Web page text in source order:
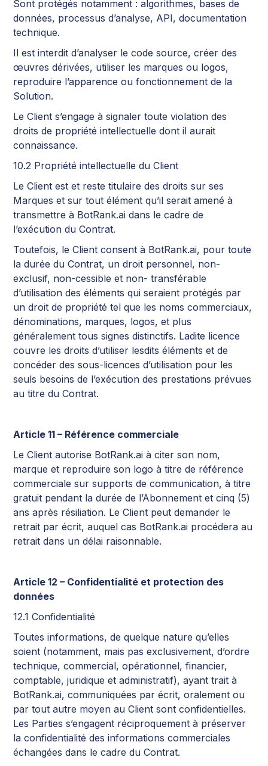
Sont protégés notamment : algorithmes, bases de
données, processus d’analyse, API, documentation
technique.
Il est interdit d’analyser le code source, créer des
œuvres dérivées, utiliser les marques ou logos,
reproduire l’apparence ou fonctionnement de la
Solution.
Le Client s’engage à signaler toute violation des
droits de propriété intellectuelle dont il aurait
connaissance.
10.2 Propriété intellectuelle du Client
Le Client est et reste titulaire des droits sur ses
Marques et sur tout élément qu’il serait amené à
transmettre à BotRank.ai dans le cadre de
l’exécution du Contrat.
Toutefois, le Client consent à BotRank.ai, pour toute
la durée du Contrat, un droit personnel, non-
exclusif, non-cessible et non- transférable
d’utilisation des éléments qui seraient protégés par
un droit de propriété tel que les noms commerciaux,
dénominations, marques, logos, et plus
généralement tous signes distinctifs. Ladite licence
couvre les droits d’utiliser lesdits éléments et de
concéder des sous-licences d’utilisation pour les
seuls besoins de l’exécution des prestations prévues
au titre du Contrat.
Article 11 – Référence commerciale
Le Client autorise BotRank.ai à citer son nom,
marque et reproduire son logo à titre de référence
commerciale sur supports de communication, à titre
gratuit pendant la durée de l’Abonnement et cinq (5)
ans après résiliation. Le Client peut demander le
retrait par écrit, auquel cas BotRank.ai procédera au
retrait dans un délai raisonnable.
Article 12 – Confidentialité et protection des
données
12.1 Confidentialité
Toutes informations, de quelque nature qu’elles
soient (notamment, mais pas exclusivement, d’ordre
technique, commercial, opérationnel, financier,
comptable, juridique et administratif), ayant trait à
BotRank.ai, communiquées par écrit, oralement ou
par tout autre moyen au Client sont confidentielles.
Les Parties s’engagent réciproquement à préserver
la confidentialité des informations commerciales
échangées dans le cadre du Contrat.